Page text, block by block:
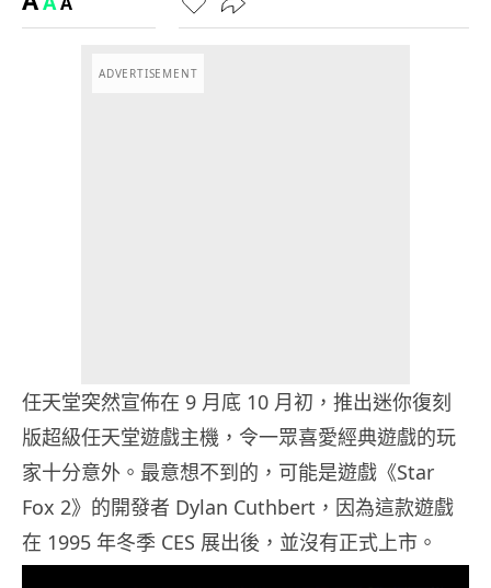
ADVERTISEMENT
任天堂突然宣佈在 9 月底 10 月初，推出迷你復刻
版超級任天堂遊戲主機，令一眾喜愛經典遊戲的玩
家十分意外。最意想不到的，可能是遊戲《Star
Fox 2》的開發者 Dylan Cuthbert，因為這款遊戲
在 1995 年冬季 CES 展出後，並沒有正式上市。